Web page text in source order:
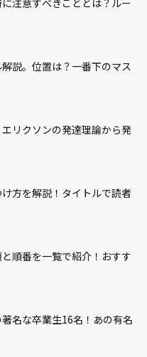
説。位置は？一番下のマス
リクソンの発達理論から発
方を解説！タイトルで読者
と順番を一覧で紹介！おすす
名な卒業生16名！あの有名